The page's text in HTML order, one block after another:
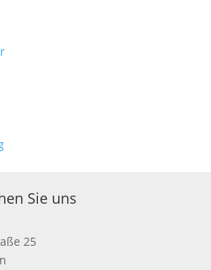
Sie uns
25